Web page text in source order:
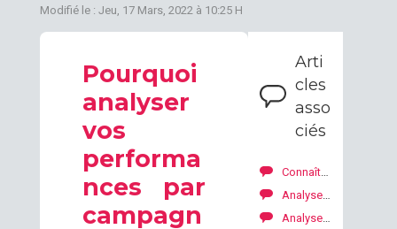
Modifié le : Jeu, 17 Mars, 2022 à 10:25 H
Pourquoi
analyser
vos
performa
nces par
campagn
Arti
cles
asso
ciés
Connaître les supports les plus utilisés pour optimiser la diffusion
Analyser vos performances par diffuseur et par support
Analyser par type d’appareil. Quel type d'appareil performe le mieux ?